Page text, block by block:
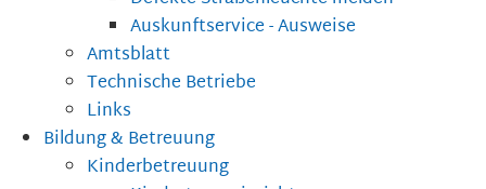
Auskunftservice - Ausweise
Amtsblatt
Technische Betriebe
Links
Bildung & Betreuung
Kinderbetreuung